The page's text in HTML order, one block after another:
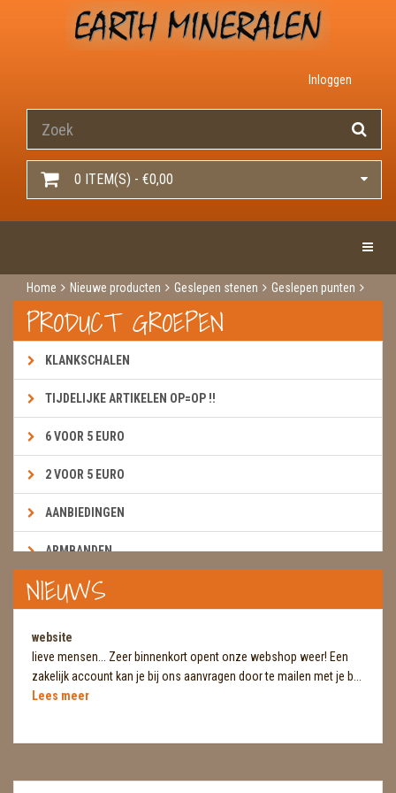
Inloggen
0 ITEM(S) - €0,00
Home Nieuwe producten Geslepen stenen
Geslepen punten
Labradoriet punt
PRODUCT GROEPEN
KLANKSCHALEN
TIJDELIJKE ARTIKELEN OP=OP !!
6 VOOR 5 EURO
2 VOOR 5 EURO
AANBIEDINGEN
ARMBANDEN
BOEKEN & KAARTEN E.A.R.T.H.
BROEKZAKSTENEN
CADEAUBONNEN
DIERTJES
DIVERSE
NIEUWS
website
lieve mensen... Zeer binnenkort opent onze webshop weer! Een
zakelijk account kan je bij ons aanvragen door te mailen met je b...
Lees meer